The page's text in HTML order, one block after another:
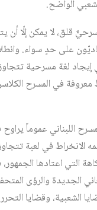
الواضح.
قلق، لا يمكن إلّا أن
على حدٍ سواء.
إيجاد لغة مسرحية
في المسرح
اللبناني عموماً
الانخراط في لعبة
التي اعتادها
الجديدة والرؤى
الشعبية، وقضايا